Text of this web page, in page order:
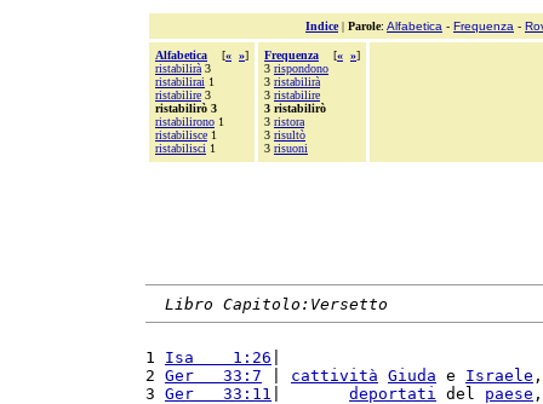
Indice| Parole: Alfabetica - Frequenza -
Alfabetica [« »]
ristabilirà 3
ristabilirai 1
ristabilire 3
ristabilirò 3
ristabilirono 1
ristabilisce 1
ristabilisci 1
Frequenza [« »]
3 rispondono
3 ristabilirà
3 ristabilire
3 ristabilirò
3 ristora
3 risultò
3 risuoni
Libro Capitolo:Versetto
1 Isa    1:26
2 Ger   33:7 cattività Giuda e Israele
3 Ger   33:11 deportati del paese